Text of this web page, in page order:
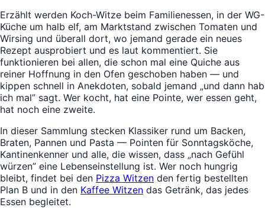
Erzählt werden Koch-Witze beim Familienessen, in der WG-
Küche um halb elf, am Marktstand zwischen Tomaten und
Wirsing und überall dort, wo jemand gerade ein neues
Rezept ausprobiert und es laut kommentiert. Sie
funktionieren bei allen, die schon mal eine Quiche aus
reiner Hoffnung in den Ofen geschoben haben — und
kippen schnell in Anekdoten, sobald jemand „und dann hab
ich mal” sagt. Wer kocht, hat eine Pointe, wer essen geht,
hat noch eine zweite.
In dieser Sammlung stecken Klassiker rund um Backen,
Braten, Pannen und Pasta — Pointen für Sonntagsköche,
Kantinenkenner und alle, die wissen, dass „nach Gefühl
würzen” eine Lebenseinstellung ist. Wer noch hungrig
bleibt, findet bei den Pizza Witzen den fertig bestellten
Plan B und in den Kaffee Witzen das Getränk, das jedes
Essen begleitet.